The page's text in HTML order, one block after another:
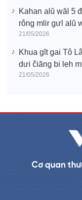
Kahan alŭ wăl 5
rông mlir gưl alŭ
21/05/2026
Khua gĭt gai Tô
dưi čiăng bi leh
21/05/2026
Cơ quan